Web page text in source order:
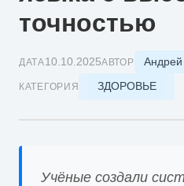
точностью
ДАТА10.10.2025АВТОР Андрей
КАТЕГОРИЯ ЗДОРОВЬЕ
Учёные создали